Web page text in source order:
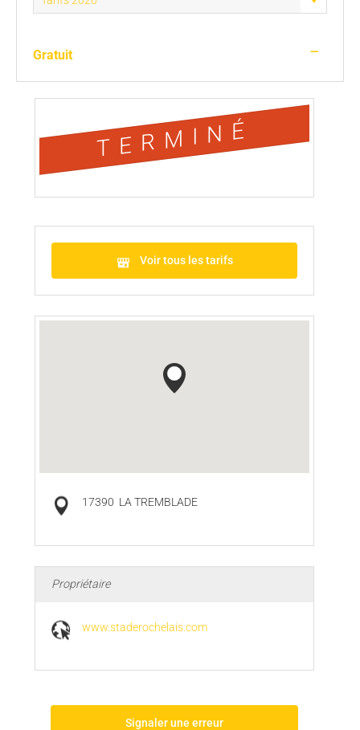
Gratuit —
TERMINÉ
Voir tous les tarifs
17390 LA TREMBLADE
Propriétaire
www.staderochelais.com
Signaler une erreur